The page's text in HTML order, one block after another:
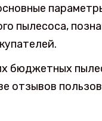
пылесоса,
бюджетных
отзывов